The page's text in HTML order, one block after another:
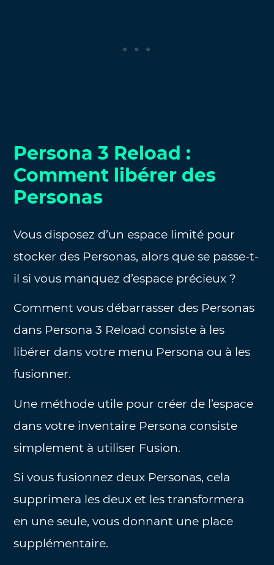
Persona 3 Reload :
Comment libérer des
Personas
Vous disposez d’un espace limité pour
stocker des Personas, alors que se passe-t-
il si vous manquez d’espace précieux ?
Comment vous débarrasser des Personas
dans Persona 3 Reload consiste à les
libérer dans votre menu Persona ou à les
fusionner.
Une méthode utile pour créer de l’espace
dans votre inventaire Persona consiste
simplement à utiliser Fusion.
Si vous fusionnez deux Personas, cela
supprimera les deux et les transformera
en une seule, vous donnant une place
supplémentaire.